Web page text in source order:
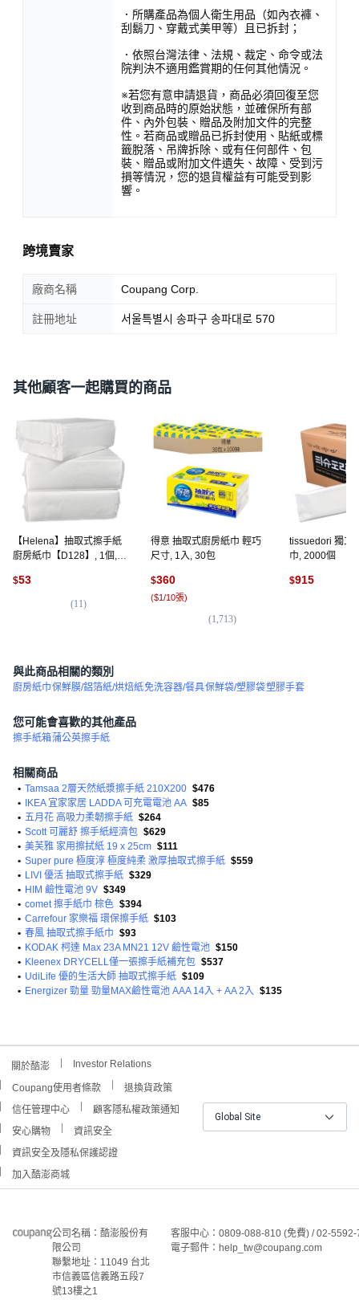
．所購產品為個人衛生用品（如內衣褲、
刮鬍刀、穿戴式美甲等）且已拆封；
．依照台灣法律、法規、裁定、命令或法
院判決不適用鑑賞期的任何其他情況。
※若您有意申請退貨，商品必須回復至您
收到商品時的原始狀態，並確保所有部
件、內外包裝、贈品及附加文件的完整
性。若商品或贈品已拆封使用、貼紙或標
籤脫落、吊牌拆除、或有任何部件、包
裝、贈品或附加文件遺失、故障、受到污
損等情況，您的退貨權益有可能受到影
響。
跨境賣家
廠商名稱 Coupang Corp.
註冊地址 서울특별시 송파구 송파대로 570
其他顧客一起購買的商品
【Helena】抽取式擦手紙
廚房紙巾【D128】, 1個,
$53
(11)
得意 抽取式廚房紙巾 輕巧
尺寸, 1入, 30包
$360
($1/10張)
(1,713)
tissuedori 獨立
巾, 2000個
$915
與此商品相關的類別
廚房紙巾保鮮膜/鋁箔紙/烘焙紙免洗容器/餐具保鮮袋/塑膠袋塑膠手套
您可能會喜歡的其他產品
擦手紙箱蒲公英擦手紙
相關商品
• Tamsaa 2層天然紙漿擦手紙 210X200 $476
•
IKEA 宜家家居 LADDA 可充電電池 AA $85
• 五月花 高吸力柔韌擦手紙 $264
• Scott 可麗舒 擦手紙經濟包 $629
• 美芙雅 家用擦拭紙 19 x 25cm $111
• Super pure 極度淳 極度純柔 激厚抽取式擦手紙 $559
• LIVI 優活 抽取式擦手紙 $329
• HIM 鹼性電池 9V $349
• comet 擦手紙巾 棕色 $394
• Carrefour 家樂福 環保擦手紙 $103
• 春風 抽取式擦手紙巾 $93
• KODAK 柯達 Max 23A MN21 12V 鹼性電池 $150
• Kleenex DRYCELL僅一張擦手紙補充包 $537
• UdiLife 優的生活大師 抽取式擦手紙 $109
• Energizer 勁量 勁量MAX鹼性電池 AAA 14入 + AA 2入 $135
關於酷澎 Investor Relations
Coupang使用者條款
退換貨政策
信任管理中心
顧客隱私權政策通知
安心購物
資訊安全
資訊安全及隱私保護認證
加入酷澎商城
Global Site
公司名稱：酷澎股份有
限公司
聯繫地址：11049 台北
市信義區信義路五段7
號13樓之1
客服中心：0809-088-810 (免費) / 02-
電子郵件：help_tw@coupang.com